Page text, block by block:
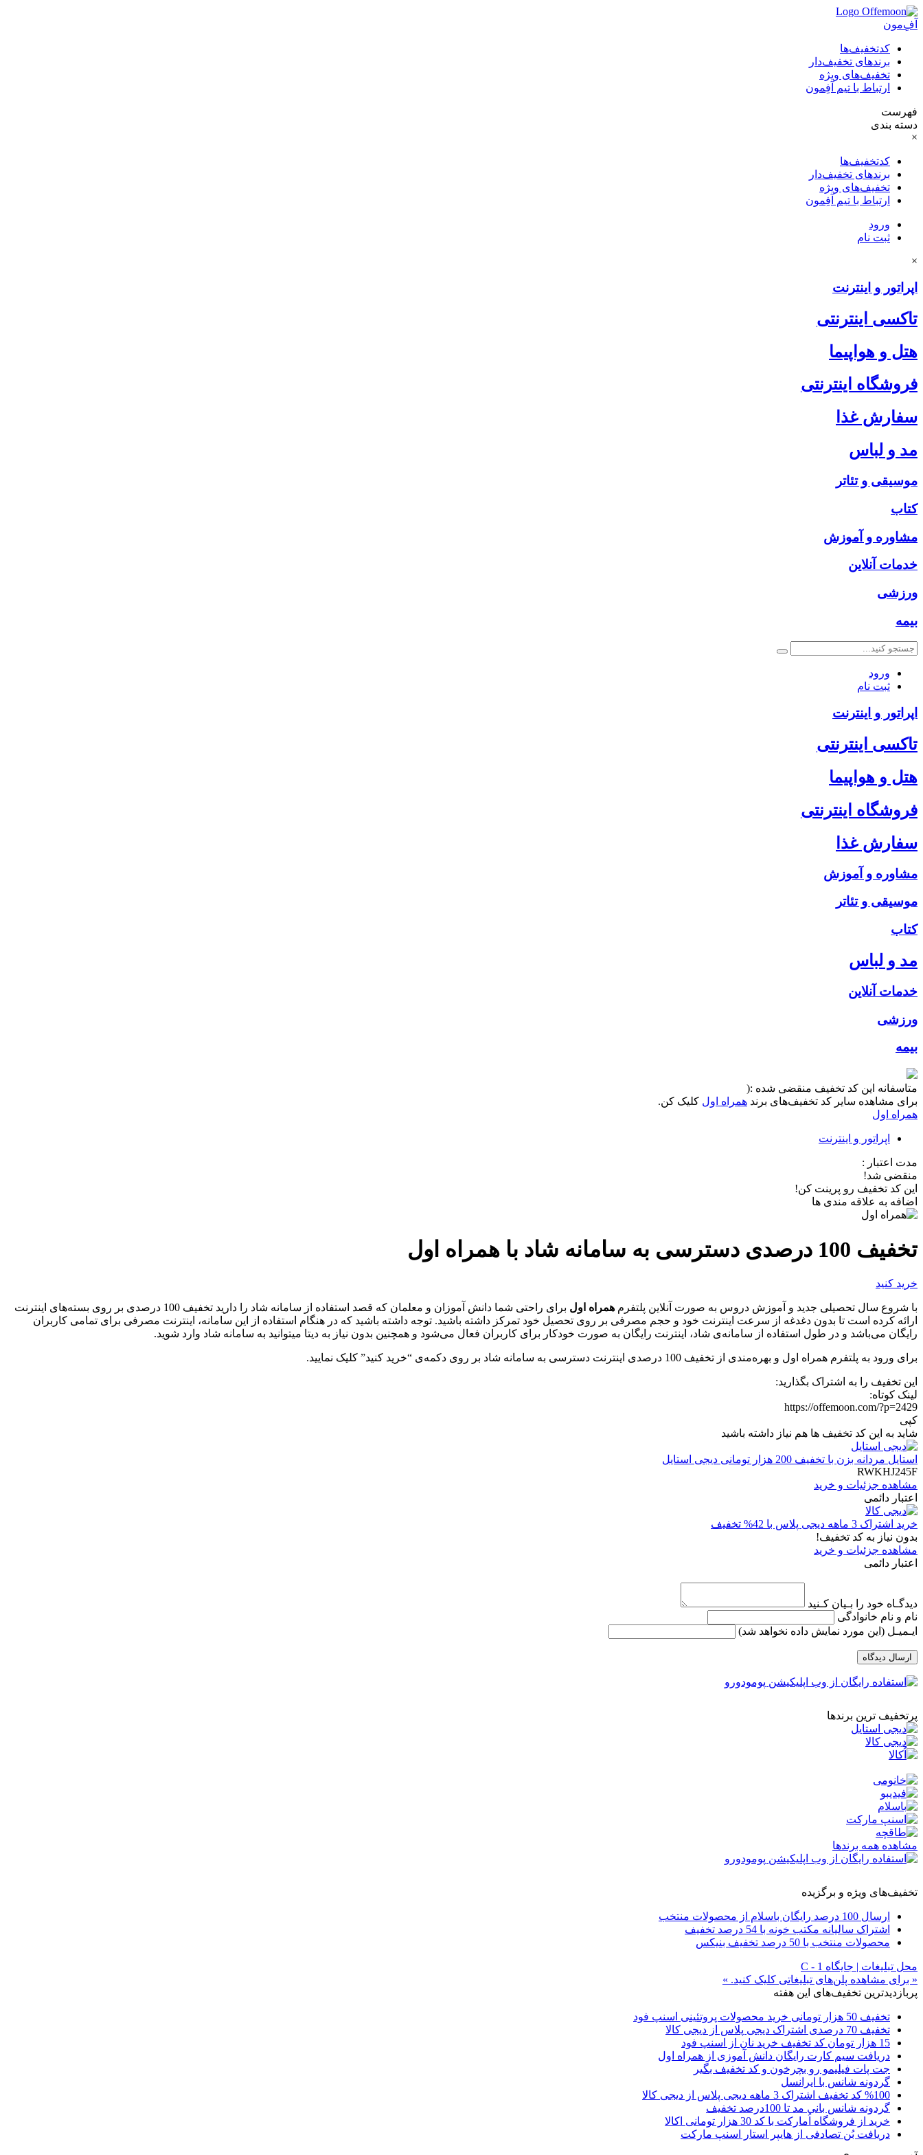
آفِ‌مون
کدتخفیف‌ها
برندهای تخفیف‌دار
تخفیف‌های ویژه
ارتباط با تیم آفِمون
فهرست
دسته بندی
×
کدتخفیف‌ها
برندهای تخفیف‌دار
تخفیف‌های ویژه
ارتباط با تیم آفِمون
ورود
ثبت نام
×
اپراتور و اینترنت
تاکسی اینترنتی
هتل و هواپیما
فروشگاه اینترنتی
سفارش غذا
مد و لباس
موسیقی و تئاتر
کتاب
مشاوره و آموزش
خدمات آنلاین
ورزشی
بیمه
ورود
ثبت نام
اپراتور و اینترنت
تاکسی اینترنتی
هتل و هواپیما
فروشگاه اینترنتی
سفارش غذا
مشاوره و آموزش
موسیقی و تئاتر
کتاب
مد و لباس
خدمات آنلاین
ورزشی
بیمه
متاسفانه این کد تخفیف منقضی شده :(
برای مشاهده سایر کد تخفیف‌های برند همراه اول کلیک کن.
همراه اول
اپراتور و اینترنت
مدت اعتبار :
منقضی شد!
این کد تخفیف رو پرینت کن!
اضافه به علاقه مندی ها
تخفیف 100 درصدی دسترسی به سامانه شاد با همراه اول
خرید کنید
با شروع سال تحصیلی جدید و آموزش دروس به صورت آنلاین پلتفرم همراه اول
برای راحتی شما دانش آموزان و معلمان که قصد استفاده از سامانه شاد را دارید تخفیف 100 درصدی بر روی بسته‌های اینترنت
ارائه کرده است تا بدون دغدغه از سرعت اینترنت خود و حجم مصرفی بر روی تحصیل خود تمرکز داشته باشید. توجه داشته باشید که در هنگام استفاده از این سامانه، اینترنت مصرفی برای تمامی کاربران
رایگان می‌باشد و در طول استفاده از سامانه‌ی شاد، اینترنت رایگان به صورت خودکار برای کاربران فعال می‌شود و همچنین بدون نیاز به دیتا میتوانید به سامانه شاد وارد شوید.
برای ورود به پلتفرم همراه اول و بهره‌مندی از تخفیف 100 درصدی اینترنت دسترسی به سامانه شاد بر روی دکمه‌ی “خرید کنید” کلیک نمایید.
این تخفیف را به اشتراک بگذارید:
لینک کوتاه:
https://offemoon.com/?p=2429
کپی
شاید به این کد تخفیف ها هم نیاز داشته باشید
استایل مردانه بزن با تخفیف 200 هزار تومانی دیجی استایل
RWKHJ245F
مشاهده جزئیات و خرید
اعتبار دائمی
خرید اشتراک 3 ماهه دیجی پلاس با 42% تخفیف
بدون نیاز به کد تخفیف!
مشاهده جزئیات و خرید
اعتبار دائمی
دیدگـاه خود را بـیان کـنید
نام و نام خانوادگی
ایـمیـل (این مورد نمایش داده نخواهد شد)
ارسال دیدگاه
پرتخفیف ترین برندها
مشاهده همه برندها
تخفیف‌های ویژه و برگزیده
ارسال 100 درصد رایگان باسلام از محصولات منتخب
اشتراک سالیانه مکتب خونه با 54 درصد تخفیف
محصولات منتخب با 50 درصد تخفیف بنیکس
محل تبلیغات | جایگاه C - 1
« برای مشاهده پلن‌های تبلیغاتی کلیک کنید. »
پربازدیدترین تخفیف‌های این هفته
تخفیف 50 هزار تومانی خرید محصولات پروتئینی اسنپ فود
تخفیف 70 درصدی اشتراک دیجی پلاس از دیجی کالا
15 هزار تومان کد تخفیف خرید نان از اسنپ فود
دریافت سیم کارت رایگان دانش آموزی از همراه اول
جت پات فیلیمو رو بچرخون و کد تخفیف بگیر
گردونه شانس با ایرانسل
%100 کد تخفیف اشتراک 3 ماهه دیجی پلاس از دیجی کالا
گردونه شانس بانی مد تا 100درصد تخفیف
خرید از فروشگاه اُمارکت با کد 30 هزار تومانی اکالا
دریافت بُن تصادفی از هایپر استار اسنپ مارکت